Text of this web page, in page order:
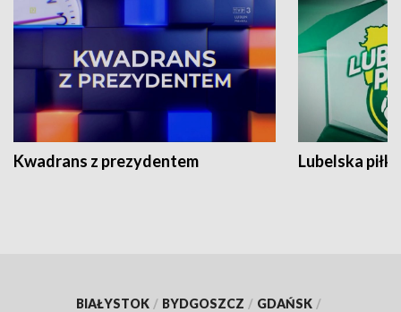
Kwadrans z prezydentem Lubelska piłka
BIAŁYSTOK / BYDGOSZCZ / GDAŃSK /